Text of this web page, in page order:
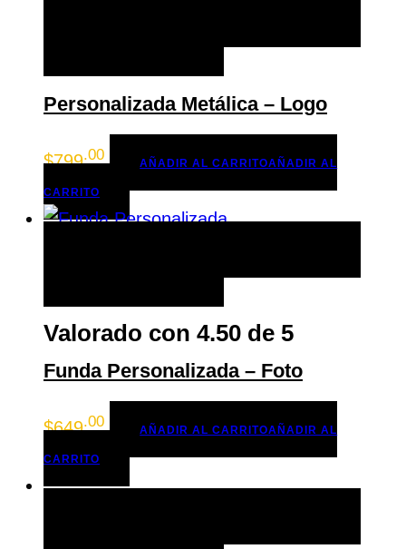
Personalizada Metálica – Logo
$799.00 AÑADIR AL CARRITOAÑADIR AL
CARRITO
Valorado con 4.50 de 5
Funda Personalizada – Foto
$649.00 AÑADIR AL CARRITOAÑADIR AL
CARRITO